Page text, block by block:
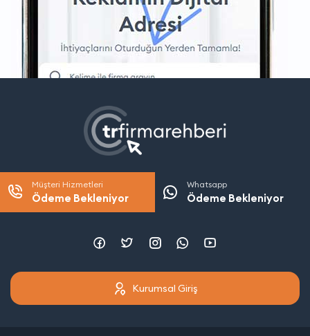
Müşteri Hizmetleri
Ödeme Bekleniyor
Whatsapp
Ödeme Bekleniyor
Kurumsal Giriş